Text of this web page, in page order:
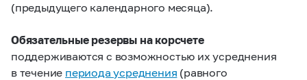
(предыдущего календарного месяца).
Обязательные резервы на корсчете
поддерживаются с возможностью их усреднения
в течение периода усреднения (равного